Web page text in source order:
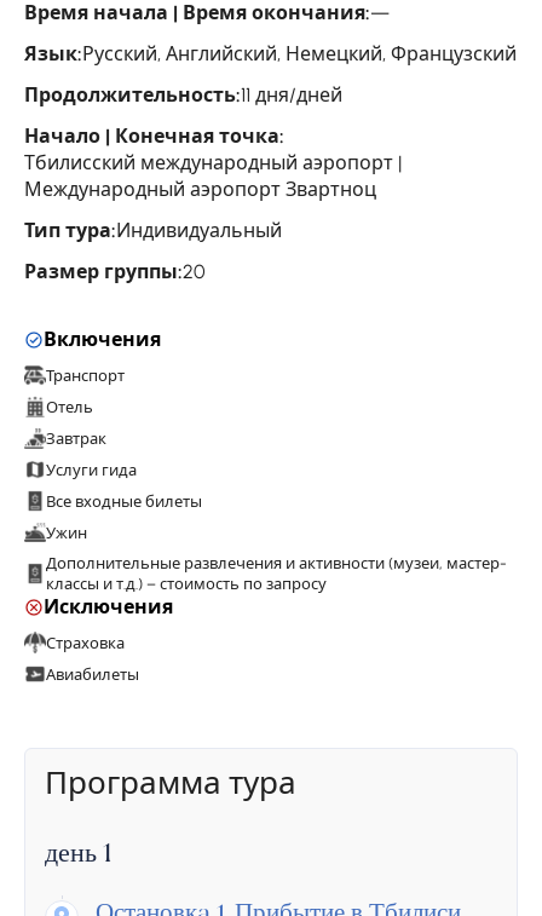
Время начала | Время окончания:—
Язык: Русский, Английский, Немецкий, Французский
Продолжительность:11 дня/дней
Начало | Конечная точка:
Тбилисский международный аэропорт |
Международный аэропорт Звартноц
Тип тура:Индивидуальный
Размер группы:20
Включения
Транспорт
Отель
Завтрак
Услуги гида
Все входные билеты
Ужин
Дополнительные развлечения и активности (музеи, мастер-
классы и т.д.) – стоимость по запросу
Исключения
Страховка
Авиабилеты
Программа тура
день 1